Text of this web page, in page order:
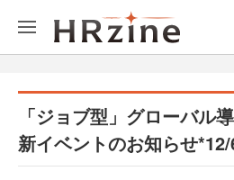
「ジョブ型」グローバル
新イベントのお知らせ